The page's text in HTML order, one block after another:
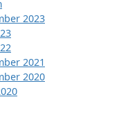
2023
2021
2020